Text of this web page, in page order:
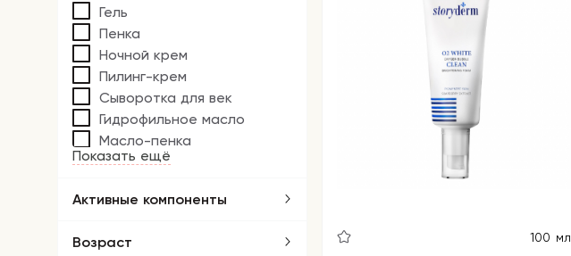
100 мл
Гель
Пенка
Ночной крем
Пилинг-крем
Сыворотка для век
Гидрофильное масло
Масло-пенка
Показать ещё
Активные компоненты
Возраст